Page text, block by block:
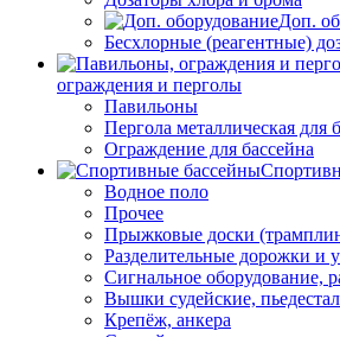
Доп.
Бесхлорные (реагентные)
ограждения и перголы
Павильоны
Пергола металлическая для
Ограждение для бассейна
Водное поло
Прочее
Прыжковые доски
Разделительные дорожки и
Cигнальное оборудование,
Вышки судейские,
Крепёж, анкера